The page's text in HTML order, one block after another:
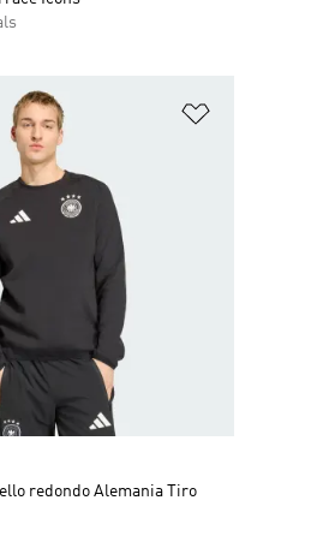
deseos
redondo Alemania Tiro